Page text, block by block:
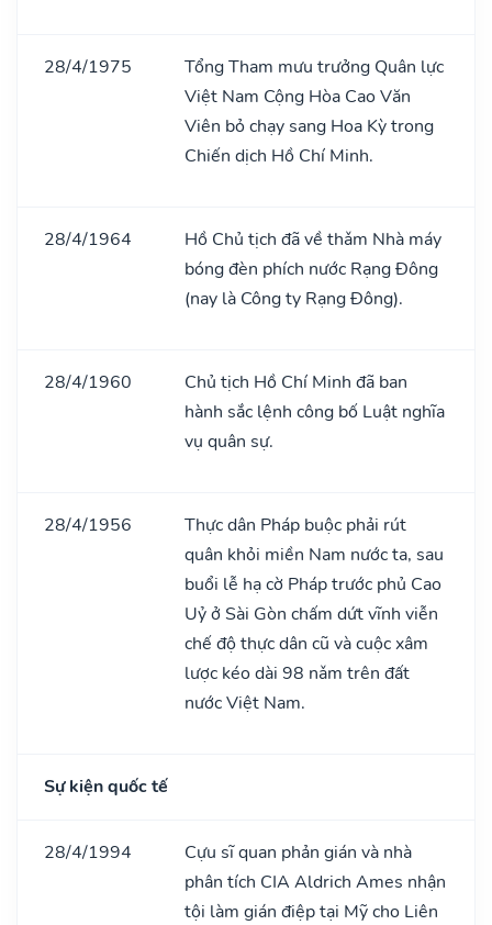
28/4/1975
Tổng Tham mưu trưởng Quân lực
Việt Nam Cộng Hòa Cao Văn
Viên bỏ chạy sang Hoa Kỳ trong
Chiến dịch Hồ Chí Minh.
28/4/1964
Hồ Chủ tịch đã về thǎm Nhà máy
bóng đèn phích nước Rạng Đông
(nay là Công ty Rạng Đông).
28/4/1960
Chủ tịch Hồ Chí Minh đã ban
hành sắc lệnh công bố Luật nghĩa
vụ quân sự.
28/4/1956
Thực dân Pháp buộc phải rút
quân khỏi miền Nam nước ta, sau
buổi lễ hạ cờ Pháp trước phủ Cao
Uỷ ở Sài Gòn chấm dứt vĩnh viễn
chế độ thực dân cũ và cuộc xâm
lược kéo dài 98 nǎm trên đất
nước Việt Nam.
Sự kiện quốc tế
28/4/1994
Cựu sĩ quan phản gián và nhà
phân tích CIA Aldrich Ames nhận
tội làm gián điệp tại Mỹ cho Liên